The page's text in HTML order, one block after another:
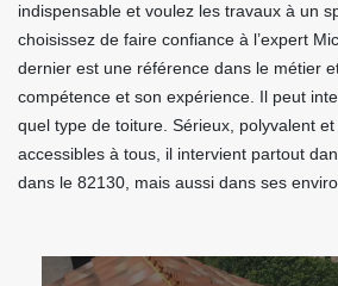
indispensable et voulez les travaux à un
choisissez de faire confiance à l’expert
dernier est une référence dans le métier
compétence et son expérience. Il peut
quel type de toiture. Sérieux, polyvalent
accessibles à tous, il intervient partout
dans le 82130, mais aussi dans ses